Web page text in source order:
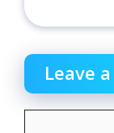
Leave